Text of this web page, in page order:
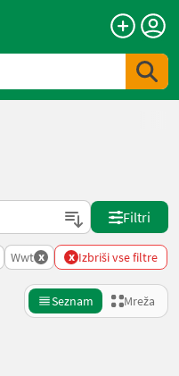
Filtri
Wwt x x Izbriši vse filtre
Seznam Mreža